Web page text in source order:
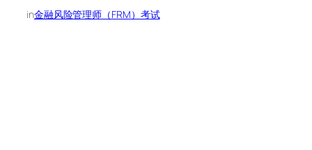
in金融风险管理师（FRM）考试